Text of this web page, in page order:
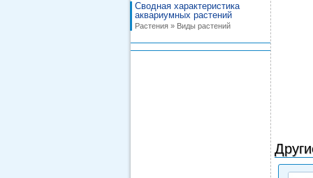
Сводная характеристика
аквариумных растений
Растения » Виды растений